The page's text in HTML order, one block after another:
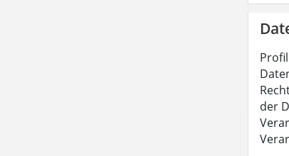
der